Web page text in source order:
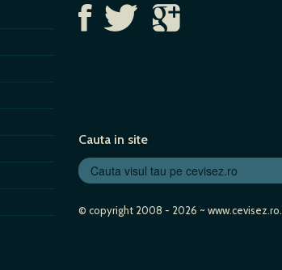
Cauta in site
© copyright 2008 - 2026 ~ www.cevisez.ro.